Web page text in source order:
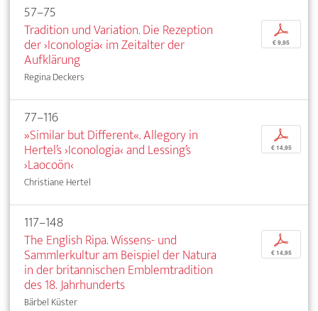
57–75
Tradition und Variation. Die Rezeption
der ›Iconologia‹ im Zeitalter der
Aufklärung
Regina Deckers
p
€ 9,95
77–116
»Similar but Different«. Allegory in
Hertel’s ›Iconologia‹ and Lessing’s
›Laocoön‹
Christiane Hertel
p
€ 14,95
117–148
The English Ripa. Wissens- und
Sammlerkultur am Beispiel der Natura
in der britannischen Emblemtradition
des 18. Jahrhunderts
Bärbel Küster
p
€ 14,95